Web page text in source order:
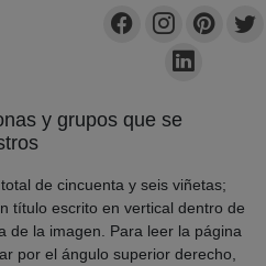
y grupos que se
de cincuenta y seis viñetas;
título escrito en vertical dentro de
de la imagen. Para leer la página
por el ángulo superior derecho,